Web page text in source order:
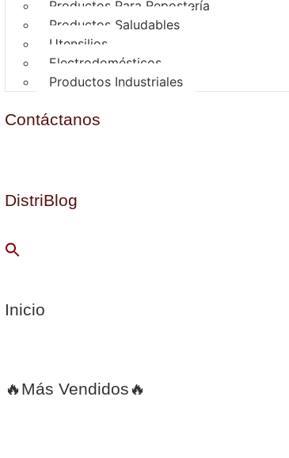
Productos Para Repostería
Productos Saludables
Utensilios
Electrodomésticos
Productos Industriales
Contáctanos
DistriBlog
Inicio
🔥Más Vendidos🔥